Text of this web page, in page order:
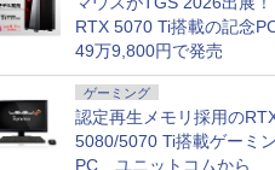
RTX 5070 Ti搭載の記念
49万9,800円で発売
ゲーミング
認定再生メモリ採用の
5080/5070 Ti搭載ゲーミ
PC、ユニットコムから